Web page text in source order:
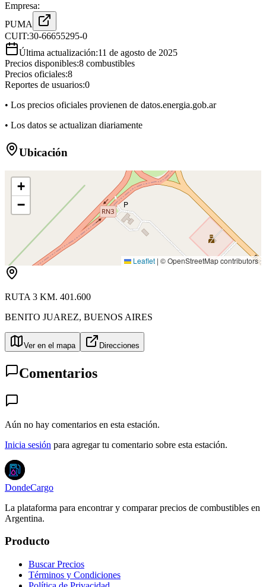
Empresa:
PUMA
CUIT:30-66655295-0
Última actualización:11 de agosto de 2025
Precios disponibles:8 combustibles
Precios oficiales:8
Reportes de usuarios:0
• Los precios oficiales provienen de datos.energia.gob.ar
• Los datos se actualizan diariamente
Ubicación
P
+
−
Leaflet | © OpenStreetMap contributors
RUTA 3 KM. 401.600
BENITO JUAREZ, BUENOS AIRES
Ver en el mapa Direcciones
Comentarios
Aún no hay comentarios en esta estación.
Inicia sesión para agregar tu comentario sobre esta estación.
DondeCargo
La plataforma para encontrar y comparar precios de combustibles en
Argentina.
Producto
Buscar Precios
Términos y Condiciones